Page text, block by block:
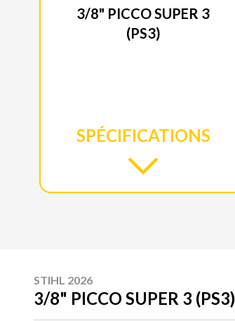
3/8" PICCO SUPER 3
(PS3)
SPÉCIFICATIONS
STIHL 2026
3/8" PICCO SUPER 3 (PS3)